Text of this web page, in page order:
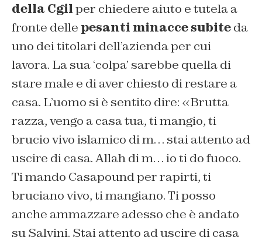
della Cgilper chiedere aiuto e tutela a
fronte delle pesanti minacce subiteda
uno dei titolari dell’azienda per cui
lavora. La sua ‘colpa’ sarebbe quella di
stare male e di aver chiesto di restare a
casa. L’uomo si è sentito dire: «Brutta
razza, vengo a casa tua, ti mangio, ti
brucio vivo islamico di m… stai attento ad
uscire di casa. Allah di m… io ti do fuoco.
Ti mando Casapound per rapirti, ti
bruciano vivo, ti mangiano. Ti posso
anche ammazzare adesso che è andato
su Salvini. Stai attento ad uscire di casa